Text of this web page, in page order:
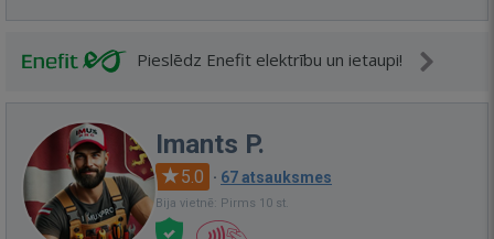
Pieslēdz Enefit elektrību un ietaupi!
Imants P.
5.0 · 67 atsauksmes
Bija vietnē: Pirms 10 st.